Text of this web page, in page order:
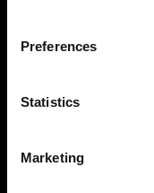
Preferences
Statistics
Marketing